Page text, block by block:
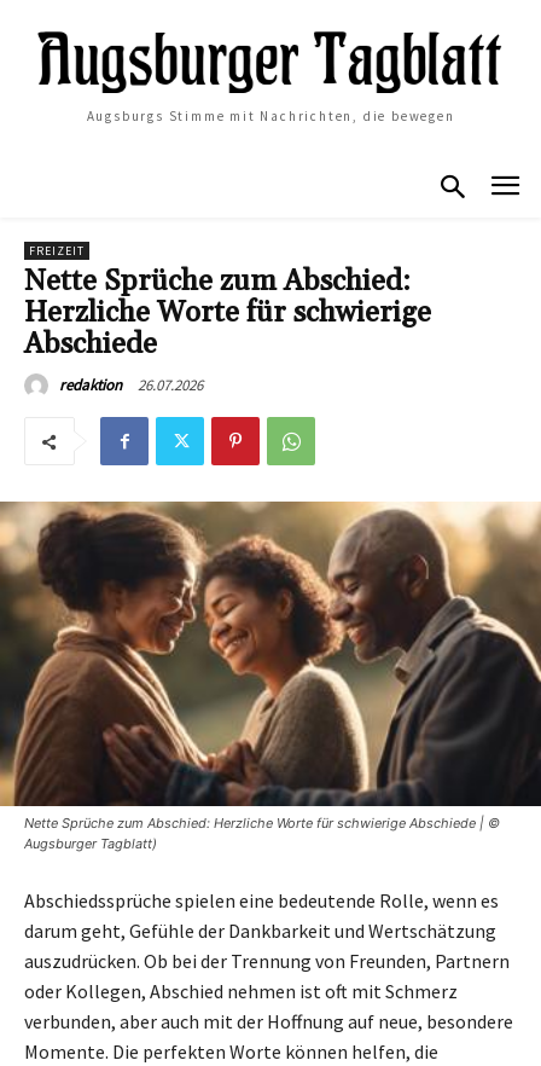
Augsburgs Stimme mit Nachrichten, die bewegen
FREIZEIT
Nette Sprüche zum Abschied:
Herzliche Worte für schwierige
Abschiede
redaktion 26.07.2026
Nette Sprüche zum Abschied: Herzliche Worte für schwierige Abschiede | ©
Augsburger Tagblatt)
Abschiedssprüche spielen eine bedeutende Rolle, wenn es
darum geht, Gefühle der Dankbarkeit und Wertschätzung
auszudrücken. Ob bei der Trennung von Freunden, Partnern
oder Kollegen, Abschied nehmen ist oft mit Schmerz
verbunden, aber auch mit der Hoffnung auf neue, besondere
Momente. Die perfekten Worte können helfen, die